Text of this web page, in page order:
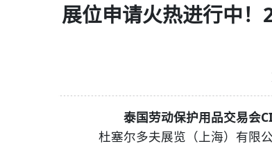
展位申请火热进行中
泰国劳动保护用品交易会
杜塞尔多夫展览（上海）有限